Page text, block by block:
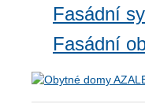
Fasádní
Fasádní